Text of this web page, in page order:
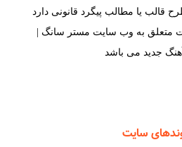
قالب یا مطالب پیگرد قانونی دارد
متعلق به وب سایت مستر سانگ |
آهنگ جدید می باشد
سایت